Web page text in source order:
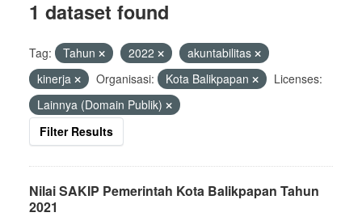
1 dataset found
Tag: Tahun 2022
akuntabilitas
kinerja
Organisasi: Kota Balikpapan
Licenses:
Lainnya (Domain Publik)
Filter Results
Nilai SAKIP Pemerintah Kota Balikpapan Tahun
2021